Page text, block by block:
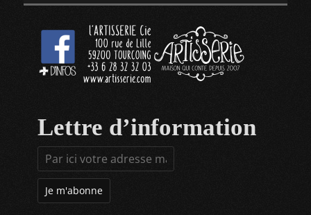
Lettre d’information